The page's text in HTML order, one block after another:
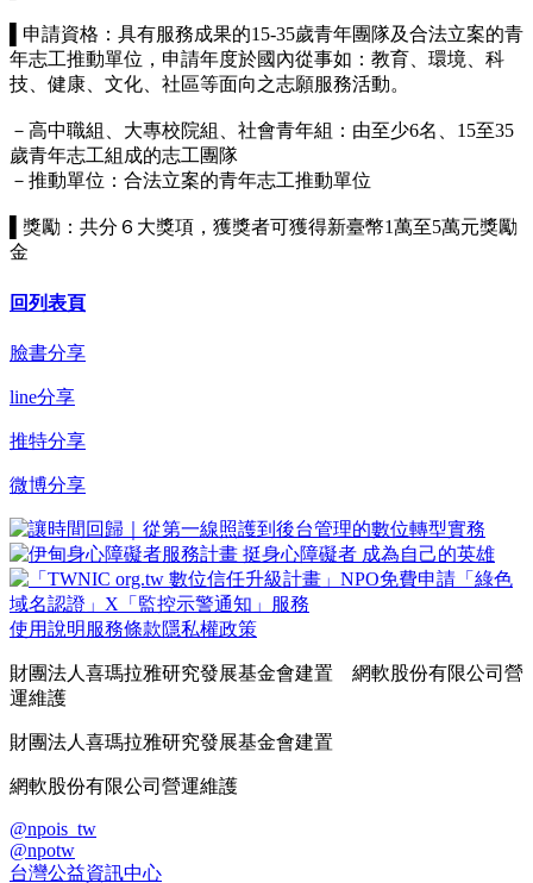
▌申請資格：具有服務成果的15-35歲青年團隊及合法立案的青
年志工推動單位，申請年度於國內從事如：教育、環境、科
技、健康、文化、社區等面向之志願服務活動。
－高中職組、大專校院組、社會青年組：由至少6名、15至35
歲青年志工組成的志工團隊
－推動單位：合法立案的青年志工推動單位
▌獎勵：共分６大獎項，獲獎者可獲得新臺幣1萬至5萬元獎勵
金
回列表頁
臉書分享
line分享
推特分享
微博分享
使用說明 服務條款隱私權政策
財團法人喜瑪拉雅研究發展基金會建置 網軟股份有限公司營
運維護
財團法人喜瑪拉雅研究發展基金會建置
網軟股份有限公司營運維護
@npois_tw
@npotw
台灣公益資訊中心